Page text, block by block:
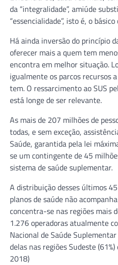
da “integralidade”, amiúde
“essencialidade”, isto é, o
Há ainda inversão do princípio
oferecer mais a quem tem
encontra em melhor situação.
igualmente os parcos recursos
tem. O ressarcimento ao SUS
está longe de ser relevante.
As mais de 207 milhões de
todas, e sem exceção,
Saúde, garantida pela lei
se um contingente de 45
sistema de saúde suplementar.
A distribuição desses últimos
planos de saúde não
concentra-se nas regiões mais
1.276 operadoras atualmente
Nacional de Saúde
delas nas regiões Sudeste (61%)
2018)